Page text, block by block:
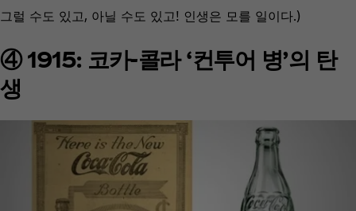
그럴 수도 있고, 아닐 수도 있고! 인생은 모를 일이다.)
④ 1915: 코카-콜라 ‘컨투어 병’의 탄
생